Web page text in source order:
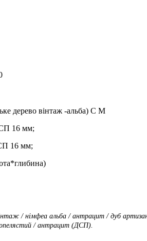
дерево вінтаж -альба) С М
16 мм;
16 мм;
/ німфеа альба / антрацит / дуб
/ ​антрацит (ДСП).